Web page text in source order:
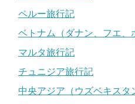
ペルー旅行記
ベトナム（ダナン、フエ、
マルタ旅行記
チュニジア旅行記
中央アジア（ウズベキス